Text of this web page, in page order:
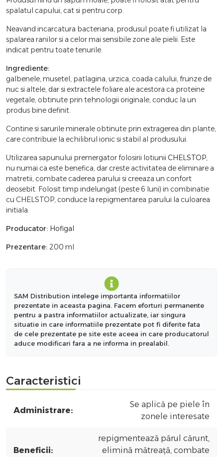
spalatul capului, cat si pentru corp.
Neavand incarcatura bacteriana, produsul poate fi utilizat la
spalarea ranilor si a celor mai sensibile zone ale pielii. Este
indicat pentru toate tenurile.
Ingrediente:
galbenele, musetel, patlagina, urzica, coada calului, frunze de
nuc si altele, dar si extractele foliare ale acestora ca proteine
vegetale, obtinute prin tehnologii originale, conduc la un
produs bine definit.
Contine si sarurile minerale obtinute prin extragerea din plante,
care contribuie la echilibrul ionic si stabil al produsului.
Utilizarea sapunului premergator folosirii lotiunii CHELSTOP,
nu numai ca este benefica, dar creste activitatea de eliminare a
matretii, combate caderea parului si creeaza un confort
deosebit. Folosit timp indelungat (peste 6 luni) in combinatie
cu CHELSTOP, conduce la repigmentarea parului la culoarea
initiala.
Producator: Hofigal
Prezentare: 200 ml
SAM Distribution intelege importanta informatiilor
prezentate in aceasta pagina. Facem eforturi permanente
pentru a pastra informatiilor actualizate, iar singura
situatie in care informatiile prezentate pot fi diferite fata
de cele prezentate pe site este aceea in care producatorul
aduce modificari fara a ne informa in prealabil.
Caracteristici
Administrare:
Se aplică pe piele în
zonele interesate
Beneficii:
repigmentează părul cărunt,
elimină mătreață, combate